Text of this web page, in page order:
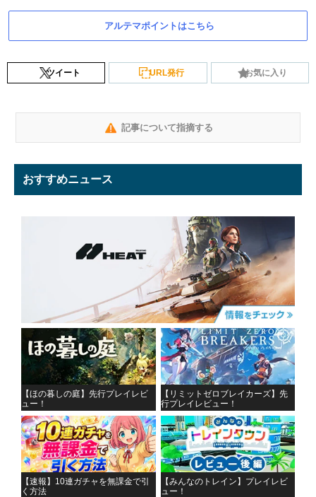
アルテマポイントはこちら
ツイート URL発行 お気に入り
記事について指摘する
おすすめニュース
【ほの暮しの庭】先行プレイレビ
ュー！
【リミットゼロブレイカーズ】先
行プレイレビュー！
【速報】10連ガチャを無課金で引
く方法
【みんなのトレイン】プレイレビ
ュー！